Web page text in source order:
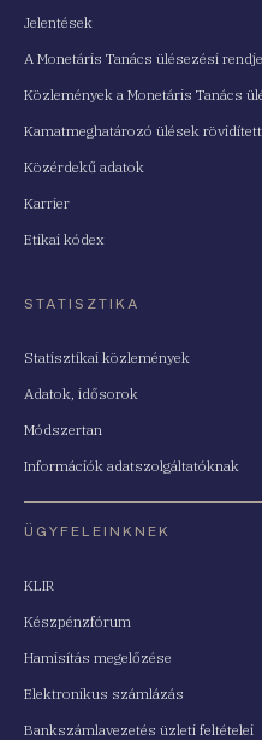
Jelentések
A Monetáris Tanács ülésezési rendje
Közlemények a Monetáris Tanács
Kamatmeghatározó ülések
Közérdekű adatok
Karrier
Etikai kódex
STATISZTIKA
Statisztikai közlemények
Adatok, idősorok
Módszertan
Információk adatszolgáltatóknak
ÜGYFELEINKNEK
KLIR
Készpénzfórum
Hamisítás megelőzése
Elektronikus számlázás
Bankszámlavezetés üzleti feltételei